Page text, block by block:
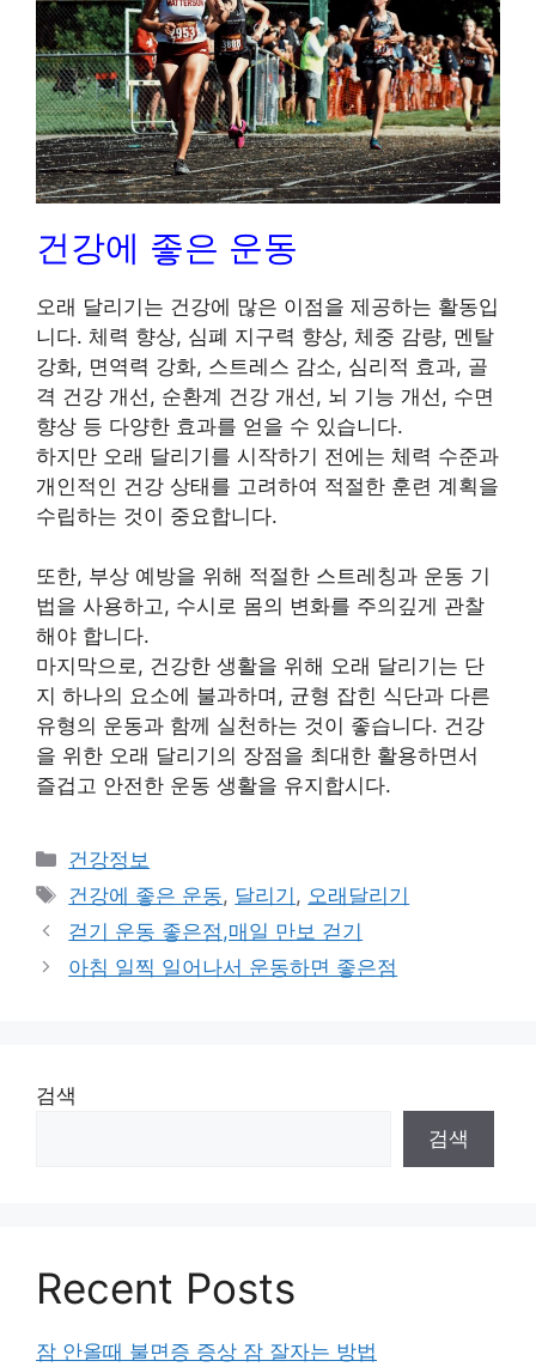
건강에 좋은 운동
오래 달리기는 건강에 많은 이점을 제공하는 활동입
니다. 체력 향상, 심폐 지구력 향상, 체중 감량, 멘탈
강화, 면역력 강화, 스트레스 감소, 심리적 효과, 골
격 건강 개선, 순환계 건강 개선, 뇌 기능 개선, 수면
향상 등 다양한 효과를 얻을 수 있습니다.
하지만 오래 달리기를 시작하기 전에는 체력 수준과
개인적인 건강 상태를 고려하여 적절한 훈련 계획을
수립하는 것이 중요합니다.
또한, 부상 예방을 위해 적절한 스트레칭과 운동 기
법을 사용하고, 수시로 몸의 변화를 주의깊게 관찰
해야 합니다.
마지막으로, 건강한 생활을 위해 오래 달리기는 단
지 하나의 요소에 불과하며, 균형 잡힌 식단과 다른
유형의 운동과 함께 실천하는 것이 좋습니다. 건강
을 위한 오래 달리기의 장점을 최대한 활용하면서
즐겁고 안전한 운동 생활을 유지합시다.
카
테
리
건강정보
태
그
건강에 좋은 운동, 달리기 , 오래달리기
걷기 운동 좋은점,매일 만보 걷기
아침 일찍 일어나서 운동하면 좋은점
검색
검색
Recent Posts
잠 안올때 불면증 증상 잠 잘자는 방법